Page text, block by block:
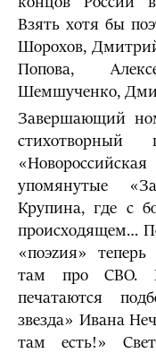
Взять хотя бы
Шорохов,
Попова,
Шемшученко,
Завершающий
упомянутые
Крупина, где с
происходящем…
«поэzия»
там про СВО.
печатаются
звезда» Ивана
там есть!»